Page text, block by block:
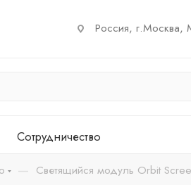
Россия, г.Москва,
Сотрудничество
— Светящийся модуль Orbit